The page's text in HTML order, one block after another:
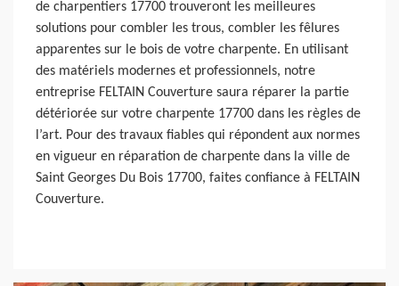
de charpentiers 17700 trouveront les meilleures
solutions pour combler les trous, combler les fêlures
apparentes sur le bois de votre charpente. En utilisant
des matériels modernes et professionnels, notre
entreprise FELTAIN Couverture saura réparer la partie
détériorée sur votre charpente 17700 dans les règles de
l’art. Pour des travaux fiables qui répondent aux normes
en vigueur en réparation de charpente dans la ville de
Saint Georges Du Bois 17700, faites confiance à FELTAIN
Couverture.